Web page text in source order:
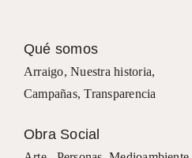
Qué somos
Arraigo,Nuestra historia,
Campañas, Transparencia
Obra Social